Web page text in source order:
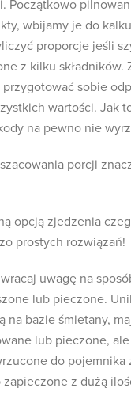
Początkowo
wbijamy je do
proporcje jeśli
z kilku
sobie
wartości. Jak
na pewno nie
porcji
opcją zjedzenia
prostych rozwiązań!
uwagę na
lub pieczone.
na bazie śmietany,
lub pieczone,
do pojemnika
zapieczone z dużą